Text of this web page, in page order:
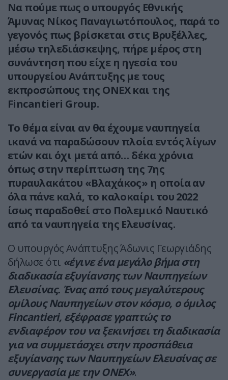
Να πούμε πως ο υπουργός Εθνικής
Άμυνας Νίκος Παναγιωτόπουλος, παρά το
γεγονός πως βρίσκεται στις Βρυξέλλες,
μέσω τηλεδιάσκεψης, πήρε μέρος στη
συνάντηση που είχε η ηγεσία του
υπουργείου Ανάπτυξης με τους
εκπροσώπους της ΟΝΕΧ και της
Fincantieri Group.
Το θέμα είναι αν θα έχουμε ναυπηγεία
ικανά να παραδώσουν πλοία εντός λίγων
ετών και όχι μετά από… δέκα χρόνια
όπως στην περίπτωση της 7ης
πυραυλακάτου «Βλαχάκος» η οποία αν
όλα πάνε καλά, το καλοκαίρι του 2022
ίσως παραδοθεί στο Πολεμικό Ναυτικό
από τα ναυπηγεία της Ελευσίνας.
Ο υπουργός Ανάπτυξης Άδωνις Γεωργιάδης
δήλωσε ότι «έγινε ένα μεγάλο βήμα στη
διαδικασία εξυγίανσης των Ναυπηγείων
Ελευσίνας. Ένας από τους μεγαλύτερους
ομίλους Ναυπηγείων στον κόσμο, ο όμιλος
Fincantieri, εξέφρασε γραπτώς το
ενδιαφέρον του να ξεκινήσει τη διαδικασία
για να συμμετάσχει στην προσπάθεια
εξυγίανσης των Ναυπηγείων Ελευσίνας σε
συνεργασία με την ΟNEX».